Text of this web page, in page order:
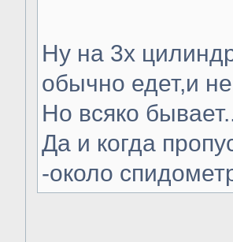
Ну на 3х
обычно едет,и
Но всяко
Да и когда
-около